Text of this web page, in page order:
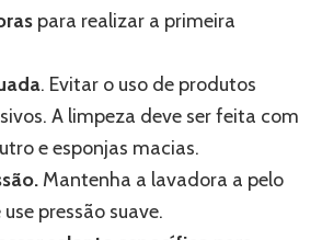
para realizar a primeira
. Evitar o uso de produtos
A limpeza deve ser feita com
e esponjas macias.
Mantenha a lavadora a pelo
pressão suave.